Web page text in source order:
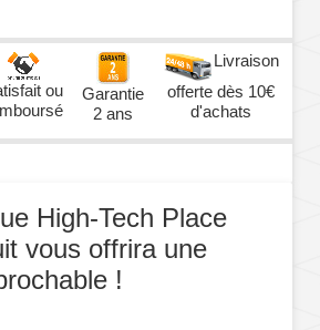
ou
Garantie
2 ans
Livraison
offerte dès 10€
d'achats
High-Tech Place
vous offrira une
!